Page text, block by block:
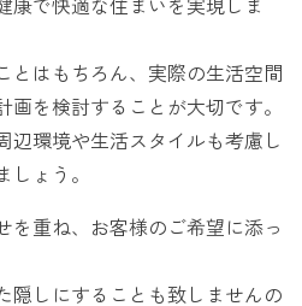
とはもちろん、実際の生活空間
を検討することが大切です。
辺環境や生活スタイルも考慮し
ょう。
を重ね、お客様のご希望に添っ
隠しにすることも致しませんの